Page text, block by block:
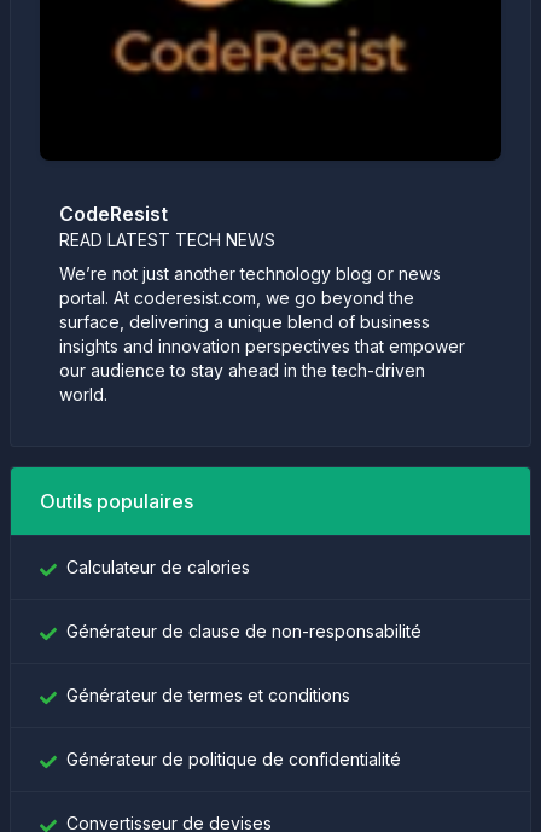
CodeResist
READ LATEST TECH NEWS
We’re not just another technology blog or news
portal. At coderesist.com, we go beyond the
surface, delivering a unique blend of business
insights and innovation perspectives that empower
our audience to stay ahead in the tech-driven
world.
Outils populaires
Calculateur de calories
Générateur de clause de non-responsabilité
Générateur de termes et conditions
Générateur de politique de confidentialité
Convertisseur de devises